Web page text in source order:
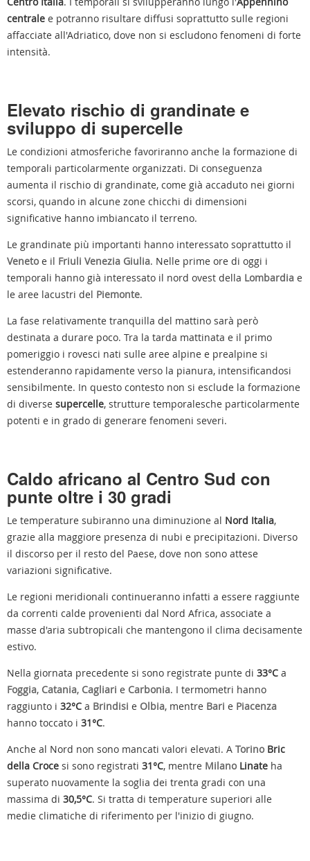
centrale e potranno risultare diffusi soprattutto sulle regioni
affacciate all'Adriatico, dove non si escludono fenomeni di forte
intensità.
Elevato rischio di grandinate e
sviluppo di supercelle
Le condizioni atmosferiche favoriranno anche la formazione di
temporali particolarmente organizzati. Di conseguenza
aumenta il rischio di grandinate, come già accaduto nei giorni
scorsi, quando in alcune zone chicchi di dimensioni
significative hanno imbiancato il terreno.
Le grandinate più importanti hanno interessato soprattutto il
Venetoe il Friuli Venezia Giulia. Nelle prime ore di oggi i
temporali hanno già interessato il nord ovest della Lombardia e
le aree lacustri del Piemonte.
La fase relativamente tranquilla del mattino sarà però
destinata a durare poco. Tra la tarda mattinata e il primo
pomeriggio i rovesci nati sulle aree alpine e prealpine si
estenderanno rapidamente verso la pianura, intensificandosi
sensibilmente. In questo contesto non si esclude la formazione
di diverse supercelle, strutture temporalesche particolarmente
potenti e in grado di generare fenomeni severi.
Caldo africano al Centro Sud con
punte oltre i 30 gradi
Le temperature subiranno una diminuzione al Nord Italia,
grazie alla maggiore presenza di nubi e precipitazioni. Diverso
il discorso per il resto del Paese, dove non sono attese
variazioni significative.
Le regioni meridionali continueranno infatti a essere raggiunte
da correnti calde provenienti dal Nord Africa, associate a
masse d'aria subtropicali che mantengono il clima decisamente
estivo.
Nella giornata precedente si sono registrate punte di 33°C a
Foggia, Catania, Cagliari e Carbonia. I termometri hanno
raggiunto i 32°C a Brindisi e Olbia, mentre Bari e Piacenza
hanno toccato i 31°C.
Anche al Nord non sono mancati valori elevati. A TorinoBric
della Croce si sono registrati 31°C, mentre MilanoLinate ha
superato nuovamente la soglia dei trenta gradi con una
massima di 30,5°C. Si tratta di temperature superiori alle
medie climatiche di riferimento per l'inizio di giugno.